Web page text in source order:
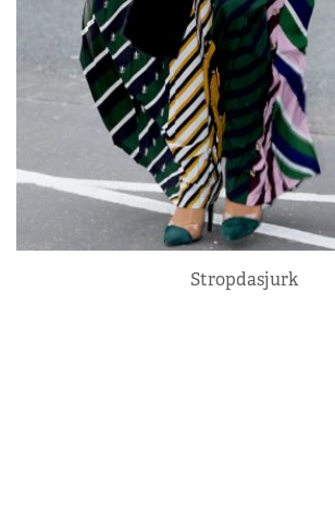
Stropdasjurk